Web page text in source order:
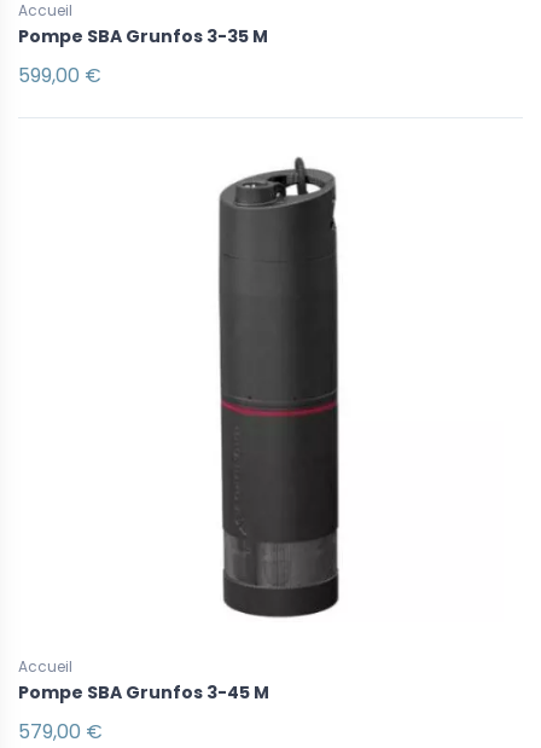
Accueil
Pompe SBA Grunfos 3-35 M
599,00 €
Accueil
Pompe SBA Grunfos 3-45 M
579,00 €